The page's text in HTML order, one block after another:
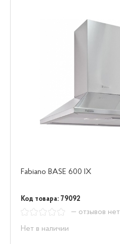
Fabiano BASE 600 IX
Код товара: 79092
— отзывов нет
Нет в наличии